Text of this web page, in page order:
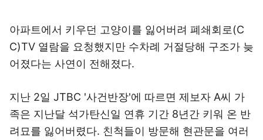
아파트에서 키우던 고양이를 잃어버려 폐쇄회로(C
C)TV 열람을 요청했지만 수차례 거절당해 구조가 늦
어졌다는 사연이 전해졌다.
지난 2일 JTBC '사건반장'에 따르면 제보자 A씨 가
족은 지난달 석가탄신일 연휴 기간 8년간 키워 온 반
려묘를 잃어버렸다. 친척들이 방문해 현관문을 여러